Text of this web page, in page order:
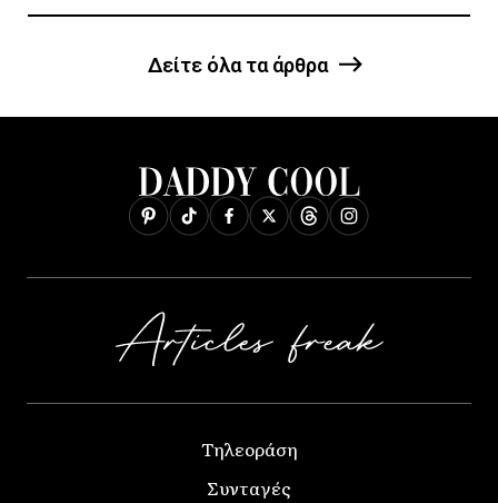
Δείτε όλα τα άρθρα
Τηλεοράση
Συνταγές